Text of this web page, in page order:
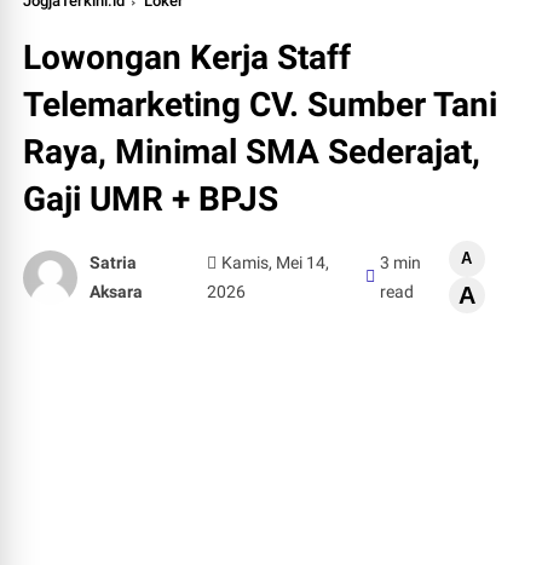
Lowongan Kerja Staff
Telemarketing CV. Sumber Tani
Raya, Minimal SMA Sederajat,
Gaji UMR + BPJS
Satria
Aksara
Kamis, Mei 14,
2026
3 min
read
A
A